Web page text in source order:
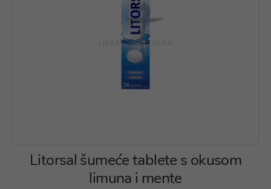
Litorsal šumeće tablete s okusom
limuna i mente